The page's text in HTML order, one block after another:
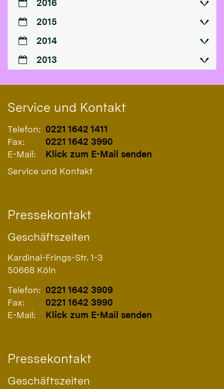
2016
2015
2014
2013
Service und Kontakt
Telefon: 0221 1642 1411
Fax:
0221 1642 3990
E-Mail:
Klick zum E-Mail senden
Service und Kontakt
Pressekontakt
Geschäftszeiten
Kardinal-Frings-Str. 1-3
50668 Köln
Telefon: 0221 1642 3909
Fax:
0221 1642 3990
E-Mail:
Klick zum E-Mail senden
Pressekontakt
Geschäftszeiten